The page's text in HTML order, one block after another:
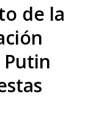
de la